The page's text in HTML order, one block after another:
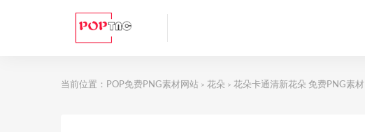
当前位置： POP免费PNG素材网站 > 花朵 > 花朵卡通清新花朵 免费PNG素材